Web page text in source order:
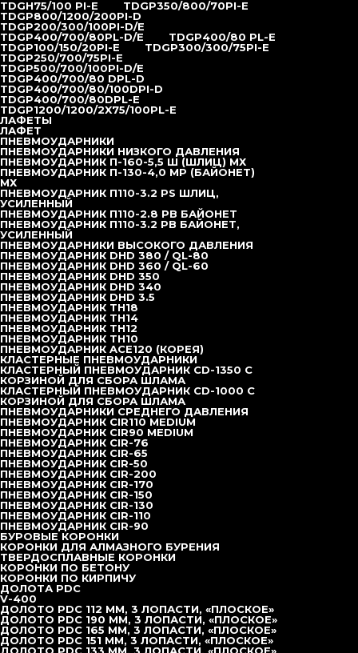
TDGH75/100 PI-E
TDGP350/800/70PI-E
TDGP800/1200/200PI-D
TDGP200/300/100PI-D/E
TDGP400/700/80PL-D/E
TDGP400/80 PL-E
TDGP100/150/20PI-E
TDGP300/300/75PI-E
TDGP250/700/75PI-E
TDGP500/700/100PI-D/E
TDGP400/700/80 DPL-D
TDGP400/700/80/100DPI-D
TDGP400/700/80DPL-E
TDGP1200/1200/2X75/100PL-E
ЛАФЕТЫ
ЛАФЕТ
ПНЕВМОУДАРНИКИ
ПНЕВМОУДАРНИКИ НИЗКОГО ДАВЛЕНИЯ
ПНЕВМОУДАРНИК П-160-5,5 Ш (ШЛИЦ) МХ
ПНЕВМОУДАРНИК П-130-4,0 MP (БАЙОНЕТ)
МХ
ПНЕВМОУДАРНИК П110-3.2 РS ШЛИЦ,
УСИЛЕННЫЙ
ПНЕВМОУДАРНИК П110-2.8 РВ БАЙОНЕТ
ПНЕВМОУДАРНИК П110-3.2 РB БАЙОНЕТ,
УСИЛЕННЫЙ
ПНЕВМОУДАРНИКИ ВЫСОКОГО ДАВЛЕНИЯ
ПНЕВМОУДАРНИК DHD 380 / QL-80
ПНЕВМОУДАРНИК DHD 360 / QL-60
ПНЕВМОУДАРНИК DHD 350
ПНЕВМОУДАРНИК DHD 340
ПНЕВМОУДАРНИК DHD 3.5
ПНЕВМОУДАРНИК TH18
ПНЕВМОУДАРНИК TH14
ПНЕВМОУДАРНИК TH12
ПНЕВМОУДАРНИК TH10
ПНЕВМОУДАРНИК ACE120 (КОРЕЯ)
КЛАСТЕРНЫЕ ПНЕВМОУДАРНИКИ
КЛАСТЕРНЫЙ ПНЕВМОУДАРНИК CD-1350 С
КОРЗИНОЙ ДЛЯ СБОРА ШЛАМА
КЛАСТЕРНЫЙ ПНЕВМОУДАРНИК CD-1000 С
КОРЗИНОЙ ДЛЯ СБОРА ШЛАМА
ПНЕВМОУДАРНИКИ СРЕДНЕГО ДАВЛЕНИЯ
ПНЕВМОУДАРНИК CIR110 MEDIUM
ПНЕВМОУДАРНИК CIR90 MEDIUM
ПНЕВМОУДАРНИК CIR-76
ПНЕВМОУДАРНИК CIR-65
ПНЕВМОУДАРНИК CIR-50
ПНЕВМОУДАРНИК CIR-200
ПНЕВМОУДАРНИК CIR-170
ПНЕВМОУДАРНИК CIR-150
ПНЕВМОУДАРНИК CIR-130
ПНЕВМОУДАРНИК CIR-110
ПНЕВМОУДАРНИК CIR-90
БУРОВЫЕ КОРОНКИ
КОРОНКИ ДЛЯ АЛМАЗНОГО БУРЕНИЯ
ТВЕРДОСПЛАВНЫЕ КОРОНКИ
КОРОНКИ ПО БЕТОНУ
КОРОНКИ ПО КИРПИЧУ
ДОЛОТА PDC
V-400
ДОЛОТО PDC 112 ММ, 3 ЛОПАСТИ, «ПЛОСКОЕ»
ДОЛОТО PDC 190 ММ, 3 ЛОПАСТИ, «ПЛОСКОЕ»
ДОЛОТО PDC 165 ММ, 3 ЛОПАСТИ, «ПЛОСКОЕ»
ДОЛОТО PDC 151 ММ, 3 ЛОПАСТИ, «ПЛОСКОЕ»
Коронки буровые (секции направляющие)
Келли штанги для буровых установок
Буровой шнек
Буровой шнек с калибровочным кольцом
Буровой шнек для скальных пород
Прогрессивный шнековый бур
Буровой шнек для скальных пород (без пилотного
долота)
Ковшебуры
Ковшебуры с калибровочным кольцом
Ковшебуры для скальных пород
Ковшебуры с прогрессивным поворотным дном
Ковшебуры с прогрессивным поворотным дном KBF-P
Ковшебуры со скребком
Колонковый бур с штифтовыми зубьями
Колонковая труба со сменными зубьями
Колонковая труба с круглыми резцами
Грейферы
Грейфер TD55D
Грейфер TD70D
Грейфер TD80D
Фрезы
Фреза TDX150
Инъекционные насосы
TW400S
TW600
TW3515/S CUBE
Инъекционные комплексы и смесители
TDGP1200/1200/2X75/100PL-E
TDGP400/700/80DPL-E
TDGP400/700/80/100DPI-D
TDGP400/700/80 DPL-D
TDGP500/700/100PI-D/E
TDGP250/700/75PI-E
TDGP300/300/75PI-E
TDGP100/150/20PI-E
TDGP400/80 PL-E
TDGP400/700/80PL-D/E
TDGP200/300/100PI-D/E
TDGP800/1200/200PI-D
TDGP350/800/70PI-E
TDGH75/100 PI-E
TDGM80/50PLD-E
TDGH70 и TDGH100
GH-HD
TDMA400-700 AW
Лафеты
Лафет
Пневмоударники
Пневмоударники низкого давления
Пневмоударник П110-3.2 РB байонет, усиленный
Пневмоударник П110-2.8 РВ байонет
Пневмоударник П110-3.2 РS шлиц, усиленный
Пневмоударник П-130-4,0 MP (байонет) МХ
Пневмоударник П-160-5,5 Ш (шлиц) МХ
Пневмоударники высокого давления
Пневмоударник ACE120 (Корея)
Пневмоударник TH10
Пневмоударник TH12
Пневмоударник TH14
Пневмоударник TH18
Пневмоударник DHD 3.5